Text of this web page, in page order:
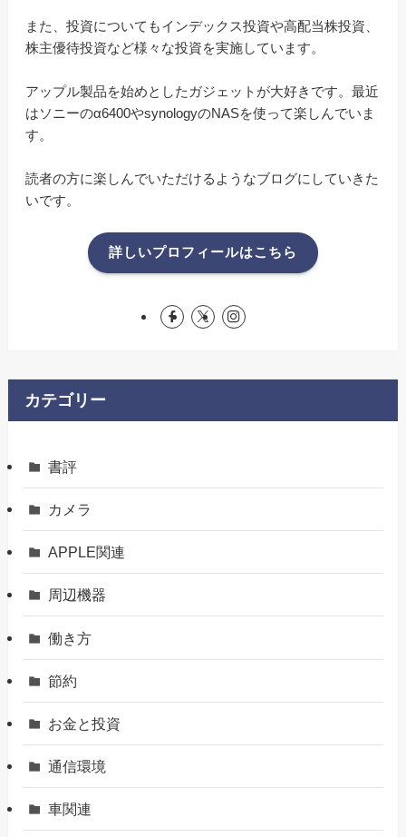
また、投資についてもインデックス投資や高配当株投資、
株主優待投資など様々な投資を実施しています。
アップル製品を始めとしたガジェットが大好きです。最近
はソニーのα6400やsynologyのNASを使って楽しんでいま
す。
読者の方に楽しんでいただけるようなブログにしていきた
いです。
詳しいプロフィールはこちら
カテゴリー
書評
カメラ
APPLE関連
周辺機器
働き方
節約
お金と投資
通信環境
車関連